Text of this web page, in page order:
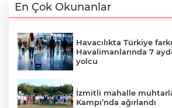
En Çok Okunanlar
Havacılıkta Türkiye
Havalimanlarında 7
yolcu
İzmitli mahalle
Kampı’nda ağırlandı